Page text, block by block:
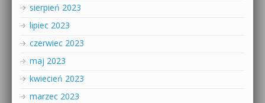
sierpień 2023
lipiec 2023
czerwiec 2023
maj 2023
kwiecień 2023
marzec 2023